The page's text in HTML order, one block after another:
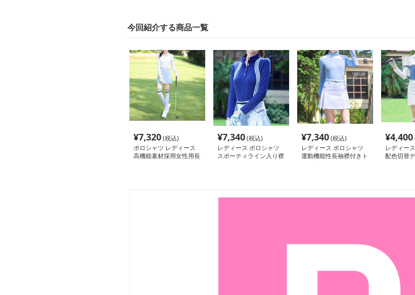
今回紹介する商品一覧
¥7,320(税込)
ポロシャツ レディース
高機能素材採用女性用長
¥7,340(税込)
レディース ポロシャツ
スポーティライン入り襟
¥7,340(税込)
レディース ポロシャツ
運動機能性長袖襟付きト
¥4,400
レディー
配色切替